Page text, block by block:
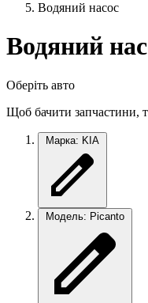
Водяний насос
Водяний
Оберіть авто
Щоб бачити запчастини,
Марка: KIA
Модель: Picanto